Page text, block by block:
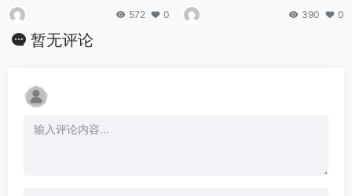
572 0 390 0
暂无评论